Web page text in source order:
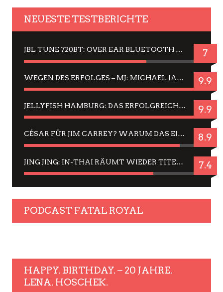
NEUESTE TESTBERICHTE
JBL TUNE 720BT: OVER EAR BLUETOOTH KOPFHÖRER UM DIE 50,-€ IM DAUER-TEST 7
WEGEN DES ERFOLGES – MJ: MICHAEL JACKSON MUSICAL IN EINER MATINEE SEHEN 9.9
JELLYFISH HAMBURG: DAS ERFOLGREICHE SOMMER-MENÜ 2025 IN GEFÜHLEN UND BILDERN 9.9
CÉSAR FÜR JIM CARREY? WARUM DAS EINER DER NERVIGSTEN ACTORS IST UND BLEIBT 8.9
JING JING: IN-THAI RÄUMT WIEDER TITEL AB – EIN ZWEI-STUNDEN-ERLEBNISBERICHT 7.4
PODCAST FATAL ROYAL
HAPPY. BIRTHDAY. – 20 JAHRE.
LENA. HOSCHEK.